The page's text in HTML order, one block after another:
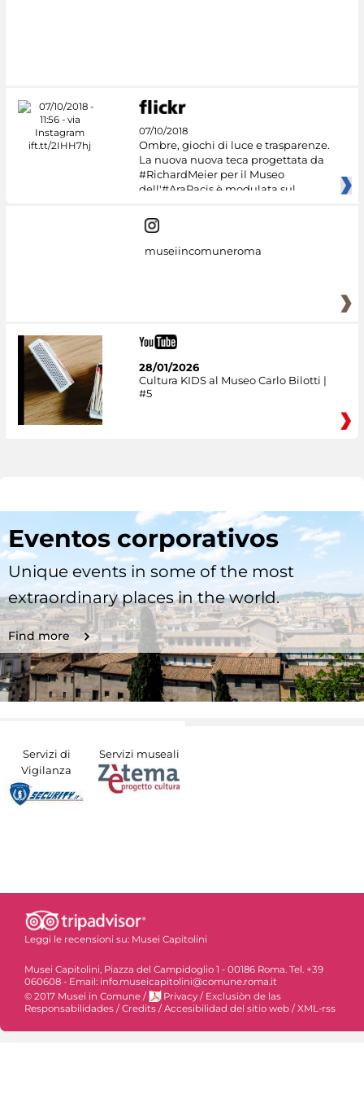
07/10/2018
Ombre, giochi di luce e trasparenze.
La nuova nuova teca progettata da
#RichardMeier per il Museo
dell'#AraPacis è modulata sul
museiincomuneroma
28/01/2026
Cultura KIDS al Museo Carlo Bilotti |
#5
Eventos corporativos
Unique events in some of the most
extraordinary places in the world.
Find more
Servizi di
Vigilanza
Servizi museali
Leggi le recensioni su: Musei Capitolini
Musei Capitolini, Piazza del Campidoglio 1 - 00186 Roma. Tel. +39
060608 - Email: info.museicapitolini@comune.roma.it
© 2017 Musei in Comune / Privacy / Exclusiòn de las
Responsabilidades / Credits / Accesibilidad del sitio web / XML-rss